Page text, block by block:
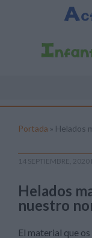
Portada » Helados
14 SEPTIEMBRE, 2020
Helados
nuestro
El material que